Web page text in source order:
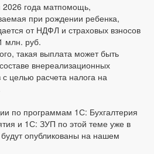
года матпомощь,
при рождении ребенка,
от НДФЛ и страховых взносов
млн. руб.
такая выплата может быть
внереализационных
с целью расчета налога на
по программам 1С: Бухгалтерия
и 1С: ЗУП по этой теме уже в
опубликованы на нашем